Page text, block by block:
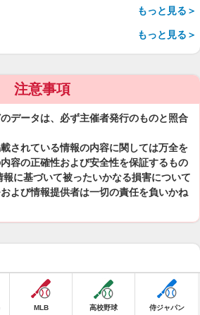
もっと見る＞
もっと見る＞
注意事項
データは、必ず主催者発行のものと照合
されている情報の内容に関しては万全を
容の正確性および安全性を保証するもの
に基づいて被ったいかなる損害について
よび情報提供者は一切の責任を負いかね
MLB 高校野球 侍ジャパン